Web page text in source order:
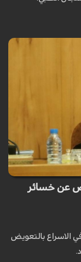
عن خسائر
الاسراع بالتعويض